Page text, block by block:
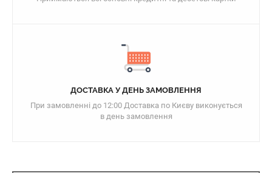
ДОСТАВКА У ДЕНЬ ЗАМОВЛЕННЯ
При замовленні до 12:00 Доставка по Києву виконується
в день замовлення